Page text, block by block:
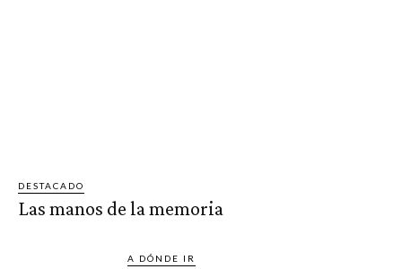
DESTACADO
Las manos de la memoria
A DÓNDE IR